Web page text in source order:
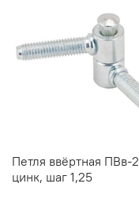
Петля ввёртная ПВв-2
цинк, шаг 1,25